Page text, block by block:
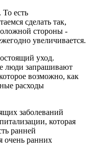
есть
сделать так,
стороны -
увеличивается.
уход.
люди запрашивают
возможно, как
расходы
заболеваний
которая
ранней
очень ранних